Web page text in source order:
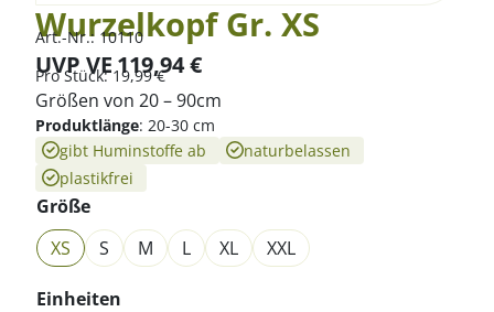
Wurzelkopf Gr. XS
Art.-Nr.: 10110
UVP VE119,94€
ProStück:19,99€
Größen von 20 – 90cm
Produktlänge: 20-30 cm
gibt Huminstoffe ab
naturbelassen
plastikfrei
Größe
XS
S M L XL XXL
Einheiten